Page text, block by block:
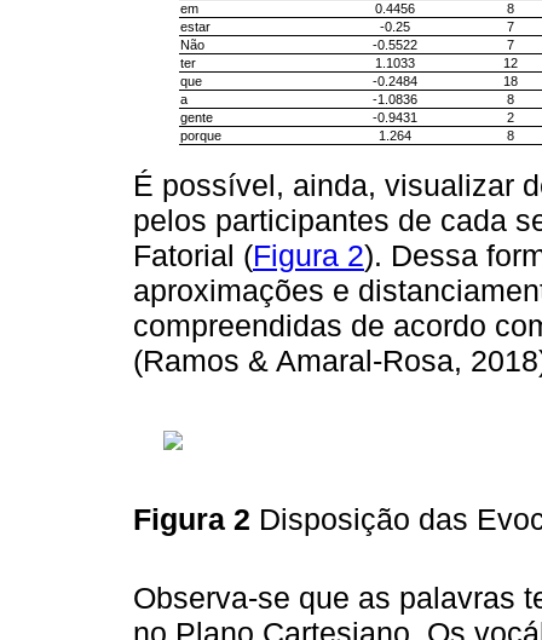
em
0.4456
8
estar
-0.25
7
Não
-0.5522
7
ter
1.1033
12
que
-0.2484
18
a
-1.0836
8
gente
-0.9431
2
porque
1.264 8
É possível, ainda, visualizar
pelos participantes de cada
Fatorial (Figura 2). Dessa
aproximações e
compreendidas de acordo
(Ramos & Amaral-Rosa,
Figura 2 Disposição das
Observa-se que as palavras
no Plano Cartesiano. Os